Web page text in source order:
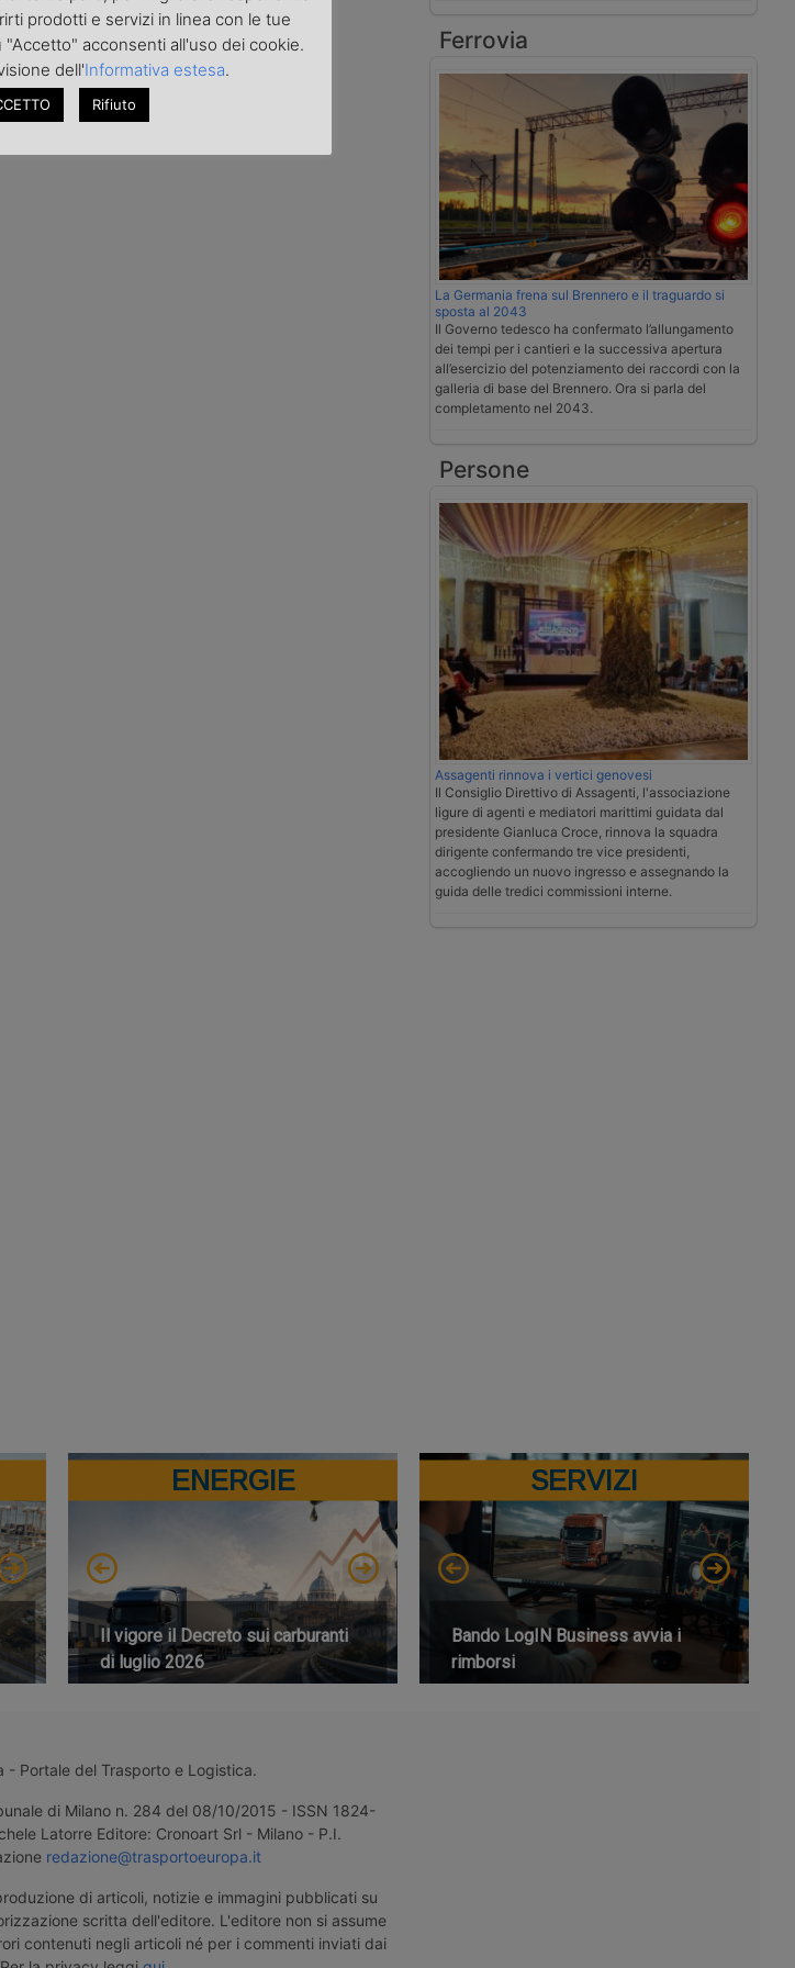
Ferrovia
La Germania frena sul Brennero e il traguardo si
sposta al 2043
Il Governo tedesco ha confermato l’allungamento
dei tempi per i cantieri e la successiva apertura
all’esercizio del potenziamento dei raccordi con la
galleria di base del Brennero. Ora si parla del
completamento nel 2043.
Persone
Assagenti rinnova i vertici genovesi
Il Consiglio Direttivo di Assagenti, l'associazione
ligure di agenti e mediatori marittimi guidata dal
presidente Gianluca Croce, rinnova la squadra
dirigente confermando tre vice presidenti,
accogliendo un nuovo ingresso e assegnando la
guida delle tredici commissioni interne.
ENERGIE
Il vigore il Decreto sui carburanti
di luglio 2026
SERVIZI
Bando LogIN Business avvia i
rimborsi
- Portale del Trasporto e Logistica.
di Milano n. 284 del 08/10/2015 - ISSN 1824-
Latorre Editore: Cronoart Srl - Milano - P.I.
redazione@trasportoeuropa.it
di articoli, notizie e immagini pubblicati su
scritta dell'editore. L'editore non si assume
contenuti negli articoli né per i commenti inviati dai
prodotti e servizi in linea con le tue
acconsenti all'uso dei cookie.
dell'Informativa estesa.
Rifiuto